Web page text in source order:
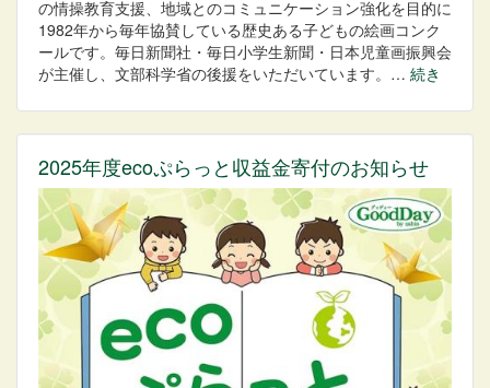
の情操教育支援、地域とのコミュニケーション強化を目的に
1982年から毎年協賛している歴史ある子どもの絵画コンク
ールです。毎日新聞社・毎日小学生新聞・日本児童画振興会
が主催し、文部科学省の後援をいただいています。… 続き
2025年度ecoぷらっと収益金寄付のお知らせ